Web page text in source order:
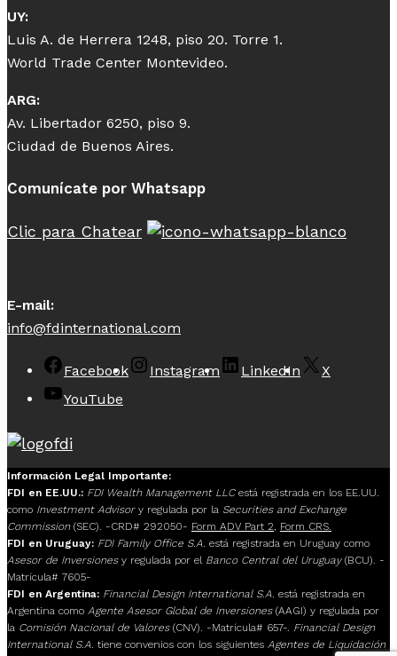
UY:
Luis A. de Herrera 1248, piso 20. Torre 1.
World Trade Center Montevideo.
ARG:
Av. Libertador 6250, piso 9.
Ciudad de Buenos Aires.
Comunícate por Whatsapp
Clic para Chatear
E-mail:
info@fdinternational.com
Facebook Instagram LinkedIn
X
YouTube
Información Legal Importante:
FDI en EE.UU.: FDI Wealth Management LLCestá registrada en los EE.UU.
como Investment Advisory regulada por la Securities and Exchange
Commission(SEC). -CRD# 292050- Form ADV Part 2
Form CRS.
FDI en Uruguay: FDI Family Office S.A. está registrada en Uruguay como
Asesor de Inversionesy regulada por el Banco Central del Uruguay(BCU). -
Matrícula# 7605-
FDI en Argentina: Financial Design International S.A. está registrada en
Argentina como Agente Asesor Global de Inversiones(AAGI) y regulada por
la Comisión Nacional de Valores(CNV). -Matrícula# 657-. Financial Design
International S.A. tiene convenios con los siguientes Agentes de Liquidación